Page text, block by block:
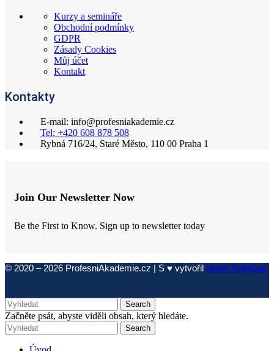
Kurzy a semináře
Obchodní podmínky
GDPR
Zásady Cookies
Můj účet
Kontakt
Kontakty
E-mail: info@profesniakademie.cz
Tel: +420 608 878 508
Rybná 716/24, Staré Město, 110 00 Praha 1
Join Our Newsletter Now
Be the First to Know. Sign up to newsletter today
© 2020 – 2026 ProfesniAkademie.cz | S ♥ vytvořil Mirek Rohlíček
Search
Začněte psát, abyste viděli obsah, který hledáte.
Search